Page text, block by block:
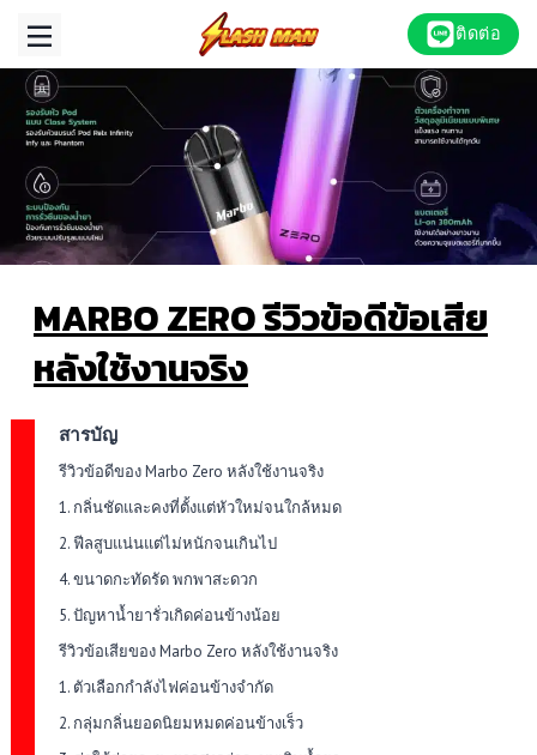
content
ติดต่อ
MARBO ZERO รีวิวข้อดีข้อเสีย
หลังใช้งานจริง
สารบัญ
รีวิวข้อดีของ Marbo Zero หลังใช้งานจริง
1. กลิ่นชัดและคงที่ตั้งแต่หัวใหม่จนใกล้หมด
2. ฟีลสูบแน่นแต่ไม่หนักจนเกินไป
4. ขนาดกะทัดรัด พกพาสะดวก
5. ปัญหาน้ำยารั่วเกิดค่อนข้างน้อย
รีวิวข้อเสียของ Marbo Zero หลังใช้งานจริง
1. ตัวเลือกกำลังไฟค่อนข้างจำกัด
2. กลุ่มกลิ่นยอดนิยมหมดค่อนข้างเร็ว